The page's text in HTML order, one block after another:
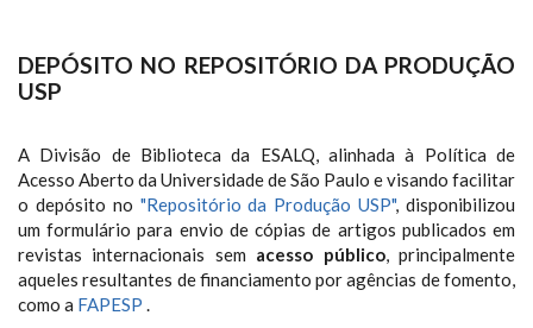
DEPÓSITO NO REPOSITÓRIO DA PRODUÇÃO
USP
A Divisão de Biblioteca da ESALQ, alinhada à Política de
Acesso Aberto da Universidade de São Paulo e visando facilitar
o depósito no "Repositório da Produção USP", disponibilizou
um formulário para envio de cópias de artigos publicados em
revistas internacionais sem acesso público, principalmente
aqueles resultantes de financiamento por agências de fomento,
como a FAPESP .